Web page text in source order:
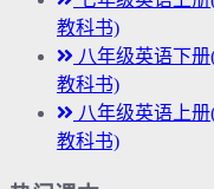
教科书)
八年级英语下
教科书)
八年级英语上
教科书)